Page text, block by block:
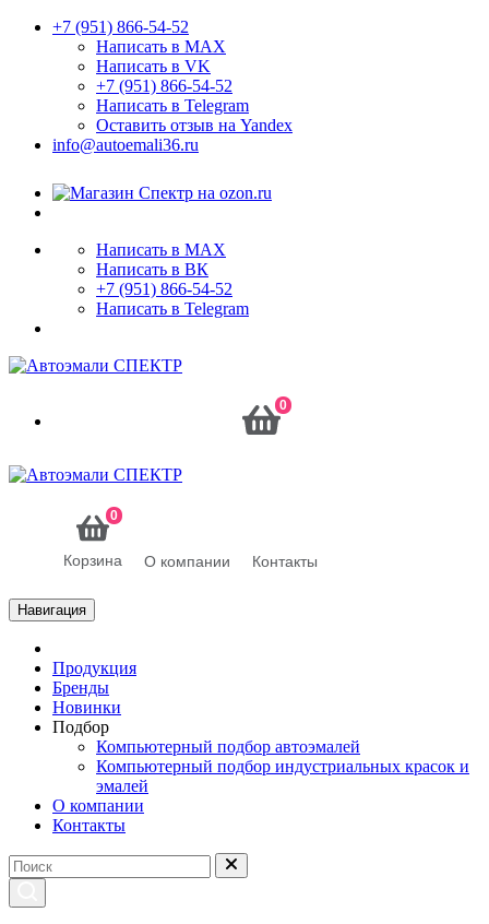
+7 (951) 866-54-52
Написать в MAX
Написать в VK
+7 (951) 866-54-52
Написать в Telegram
Оставить отзыв на Yandex
info@autoemali36.ru
Написать в MAX
Написать в ВК
+7 (951) 866-54-52
Написать в Telegram
0
0
Корзина О компании Контакты
Навигация
Продукция
Бренды
Новинки
Подбор
Компьютерный подбор автоэмалей
Компьютерный подбор индустриальных красок и
эмалей
О компании
Контакты